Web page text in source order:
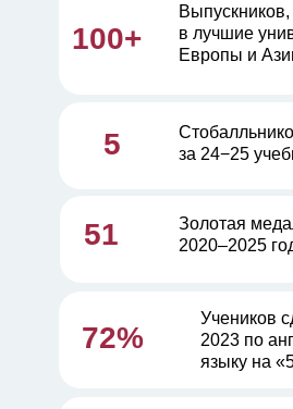
100+
в лучшие
Европы и
5
за 24−25
51
Золотая
2020–2025
72%
Учеников
2023 по
языку на